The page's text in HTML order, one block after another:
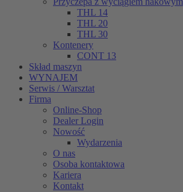
THL 14
THL 20
THL 30
Kontenery
CONT 13
Skład maszyn
WYNAJEM
Serwis / Warsztat
Firma
Online-Shop
Dealer Login
Nowość
Wydarzenia
O nas
Osoba kontaktowa
Kariera
Kontakt